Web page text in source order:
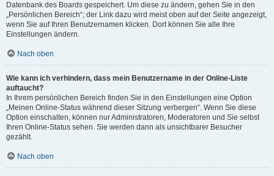
Datenbank des Boards gespeichert. Um diese zu ändern, gehen Sie in den
„Persönlichen Bereich“; der Link dazu wird meist oben auf der Seite angezeigt,
wenn Sie auf Ihren Benutzernamen klicken. Dort können Sie alle Ihre
Einstellungen ändern.
Nach oben
Wie kann ich verhindern, dass mein Benutzername in der Online-Liste
auftaucht?
In Ihrem persönlichen Bereich finden Sie in den Einstellungen eine Option
„Meinen Online-Status während dieser Sitzung verbergen“. Wenn Sie diese
Option einschalten, können nur Administratoren, Moderatoren und Sie selbst
Ihren Online-Status sehen. Sie werden dann als unsichtbarer Besucher
gezählt.
Nach oben